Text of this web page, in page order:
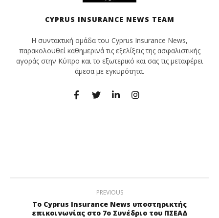
CYPRUS INSURANCE NEWS TEAM
Η συντακτική ομάδα του Cyprus Insurance News,
παρακολουθεί καθημερινά τις εξελίξεις της ασφαλιστικής
αγοράς στην Κύπρο και το εξωτερικό και σας τις μεταφέρει
άμεσα με εγκυρότητα.
PREVIOUS
To Cyprus Insurance News υποστηρικτής
επικοινωνίας στο 7o Συνέδριο του ΠΣΕΑΔ